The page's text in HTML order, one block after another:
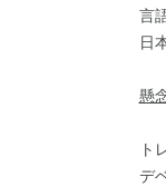
懸
言
日
ト
デ